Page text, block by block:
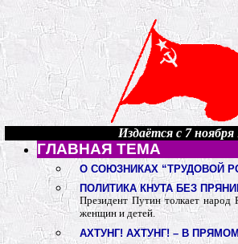
Издаётся с 7 ноября
ГЛАВНАЯ ТЕМА
О СОЮЗНИКАХ “ТРУДОВОЙ
ПОЛИТИКА КНУТА БЕЗ
Президент Путин толкает народ
женщин и детей.
АХТУНГ! АХТУНГ! – В